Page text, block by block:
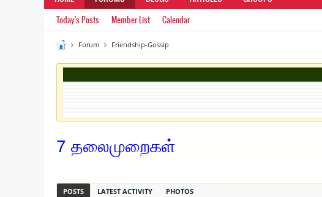
Today's Posts Member List Calendar
Forum Friendship-Gossip
7 தலைமுறைகள்
POSTS LATEST ACTIVITY PHOTOS